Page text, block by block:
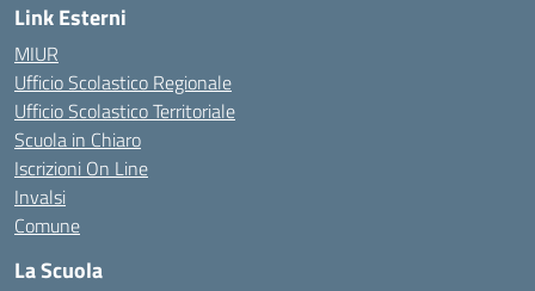
Link Esterni
MIUR
Ufficio Scolastico Regionale
Ufficio Scolastico Territoriale
Scuola in Chiaro
Iscrizioni On Line
Invalsi
Comune
La Scuola